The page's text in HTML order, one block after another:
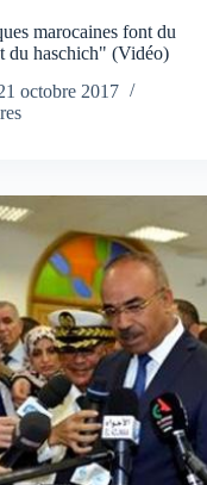
marocaines font du
du haschich" (Vidéo)
octobre 2017